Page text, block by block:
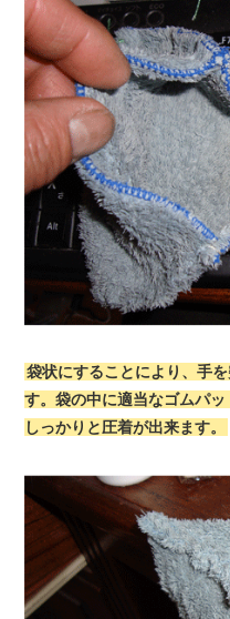
袋状にすることにより、手
す。袋の中に適当なゴムパッ
しっかりと圧着が出来ます。